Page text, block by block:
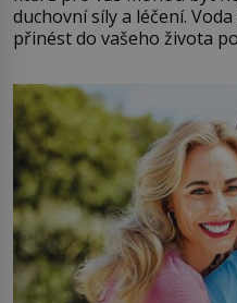
duchovní síly a léčení.
přinést do vašeho života
můžete obohatit své
větší harmonii a klid. Je